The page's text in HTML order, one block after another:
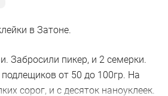
же... Очень постараюсь!))
рыба на букву "ХА"... Ну, как
ваш...
в Затоне.
Забросили пикер, и 2 семерки.
от 50 до 100гр. На
сорог, и с десяток наноуклеек.